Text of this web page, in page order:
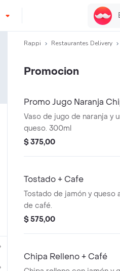
Rappi Restaurantes Delivery
Promocion
Promo Jugo Naranja
Vaso de jugo de naranja y
queso. 300ml
$ 375,00
Tostado + Cafe
Tostado de jamón y queso
de café.
$ 575,00
Chipa Relleno + Café